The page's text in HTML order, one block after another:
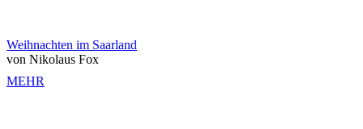
Weihnachten im Saarland
von Nikolaus Fox
MEHR